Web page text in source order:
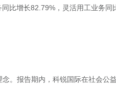
比增长82.79%，灵活用工业务同
。报告期内，科锐国际在社会公